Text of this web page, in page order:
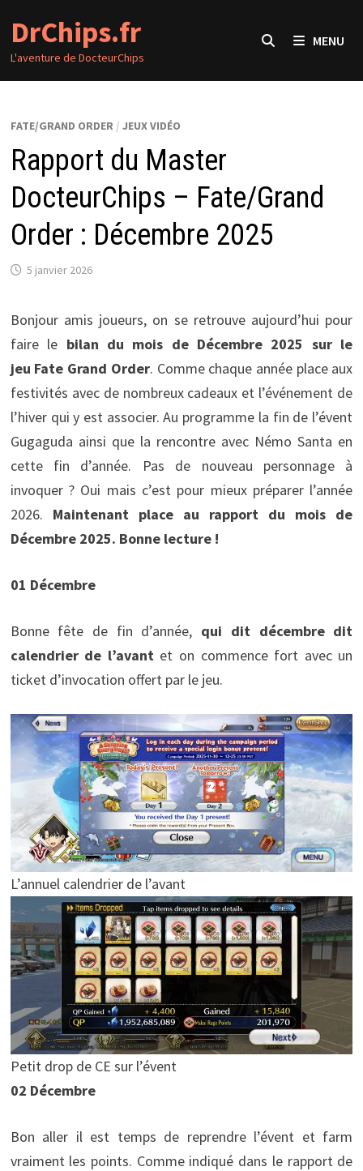
contenu
DrChips.fr
L'aventure de DocteurChips
MENU
FATE/GRAND ORDER / JEUX VIDÉO
Rapport du Master
DocteurChips – Fate/Grand
Order : Décembre 2025
5 janvier 2026
Bonjour amis joueurs, on se retrouve aujourd’hui pour
faire le bilan du mois de Décembre 2025 sur le
jeu Fate Grand Order. Comme chaque année place aux
festivités avec de nombreux cadeaux et l’événement de
l’hiver qui y est associer. Au programme la fin de l’évent
Gugaguda ainsi que la rencontre avec Némo Santa en
cette fin d’année. Pas de nouveau personnage à
invoquer ? Oui mais c’est pour mieux préparer l’année
2026. Maintenant place au rapport du mois de
Décembre 2025. Bonne lecture !
01 Décembre
Bonne fête de fin d’année, qui dit décembre dit
calendrier de l’avant et on commence fort avec un
ticket d’invocation offert par le jeu.
L’annuel calendrier de l’avant
Petit drop de CE sur l’évent
02 Décembre
Bon aller il est temps de reprendre l’évent et farm
vraiment les points. Comme indiqué dans le rapport de